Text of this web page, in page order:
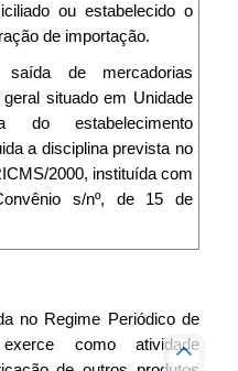
ou estabelecido o
de importação.
de mercadorias
situado em Unidade
do estabelecimento
a disciplina prevista no
2000, instituída com
s/nº, de 15 de
no Regime Periódico de
como atividade